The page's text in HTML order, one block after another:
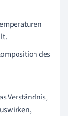
des
Verständnis,